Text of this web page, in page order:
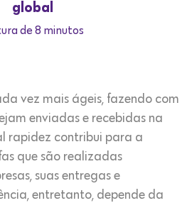
global
de 8 minutos
vez mais ágeis, fazendo com
enviadas e recebidas na
rapidez contribui para a
que são realizadas
suas entregas e
entretanto, depende da